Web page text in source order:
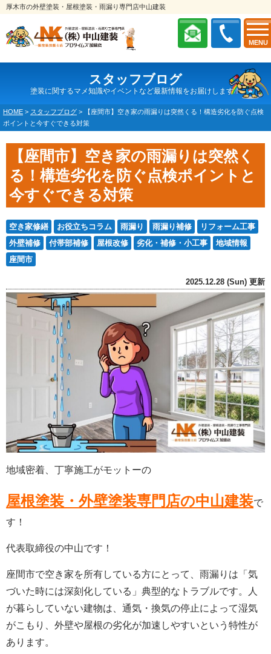
MENU
厚木市の外壁塗装・屋根塗装・雨漏り専門店中山建装
スタッフブログ
塗装に関するマメ知識やイベントなど最新情報をお届けします！
HOME > スタッフブログ >
【座間市】空き家の雨漏りは突然くる！構造劣化を防ぐ点検
ポイントと今すぐできる対策
【座間市】空き家の雨漏りは突然く
る！構造劣化を防ぐ点検ポイントと
今すぐできる対策
空き家修繕 お役立ちコラム 雨漏り 雨漏り補修
リフォーム工事
外壁補修
付帯部補修 屋根改修 劣化・補修・小工事
地域情報
座間市
2025.12.28 (Sun) 更新
地域密着、丁寧施工がモットーの
屋根塗装・外壁塗装専門店の中山建装で
す！
代表取締役の中山です！
座間市で空き家を所有している方にとって、雨漏りは「気
づいた時には深刻化している」典型的なトラブルです。人
が暮らしていない建物は、通気・換気の停止によって湿気
がこもり、外壁や屋根の劣化が加速しやすいという特性が
あります。